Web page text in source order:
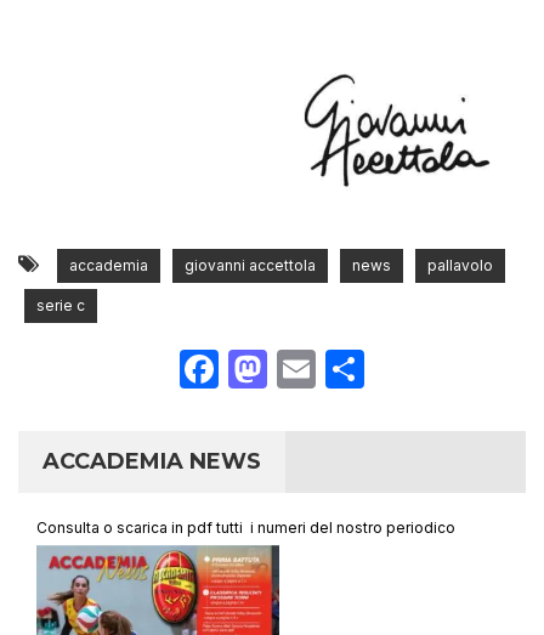
accademia giovanni accettola news pallavolo
serie c
Facebook
Mastodon
Email
ACCADEMIA NEWS
Consulta o scarica in pdf tutti i numeri del nostro periodico